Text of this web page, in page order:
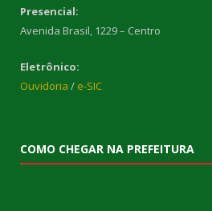
Presencial:
Avenida Brasil, 1229 – Centro
Eletrônico:
Ouvidoria / e-SIC
COMO CHEGAR NA PREFEITURA